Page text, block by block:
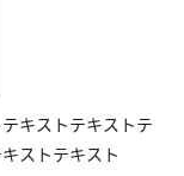
キストテキストテ
ストテキスト